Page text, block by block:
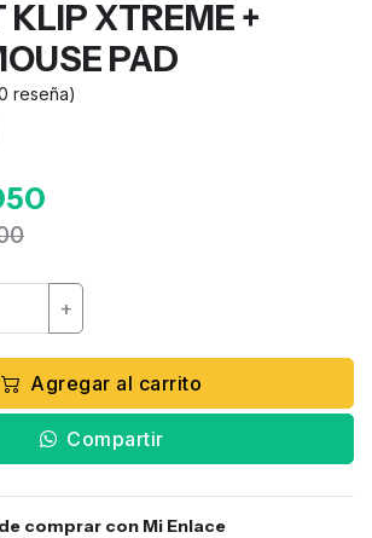
XTREME +
PAD
reseña)
+
Agregar al carrito
Compartir
comprar con Mi Enlace